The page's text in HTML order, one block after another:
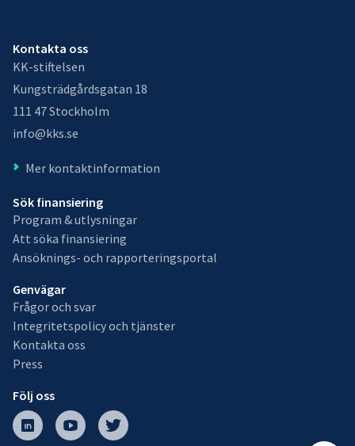
Kontakta oss
KK-stiftelsen
Kungsträdgårdsgatan 18
111 47 Stockholm
info@kks.se
Mer kontaktinformation
Sök finansiering
Program & utlysningar
Att söka finansiering
Ansöknings- och rapporteringsportal
Genvägar
Frågor och svar
Integritetspolicy och tjänster
Kontakta oss
Press
Följ oss